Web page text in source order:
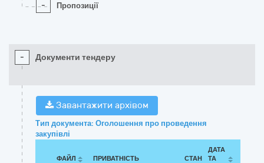
- Пропозиції
- Документи тендеру
Завантажити архівом
Тип документа: Оголошення про проведення
закупівлі
ФАЙЛ ПРИВАТНІСТЬ СТАН
ДАТА
ТА